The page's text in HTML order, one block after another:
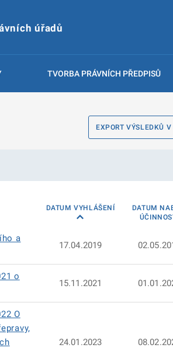
úřadů
TVORBA PRÁVNÍCH PŘEDPISŮ
EXPORT VÝSLEDKŮ
DATUM VYHLÁŠENÍ
DATUM
a
17.04.2019
o
15.11.2021
O
24.01.2023